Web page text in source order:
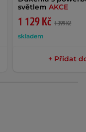
světlemAKCE
1 129 Kč 1 399 Kč
skladem
+ Přidat